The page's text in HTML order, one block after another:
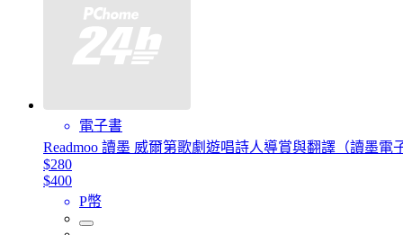
電子書
Readmoo 讀墨 威爾第歌劇遊唱詩人導賞與翻譯（讀墨電
$280
$400
P幣